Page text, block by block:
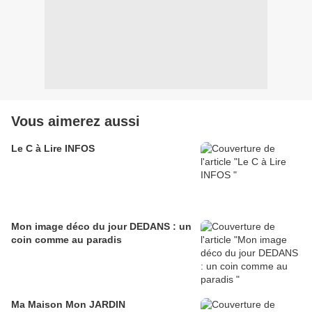
Vous aimerez aussi
Le C à Lire INFOS
Mon image déco du jour DEDANS : un
coin comme au paradis
Ma Maison Mon JARDIN